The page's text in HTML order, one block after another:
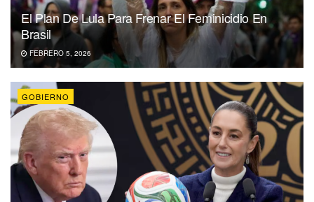
El Plan De Lula Para Frenar El Feminicidio En
Brasil
FEBRERO 5, 2026
GOBIERNO